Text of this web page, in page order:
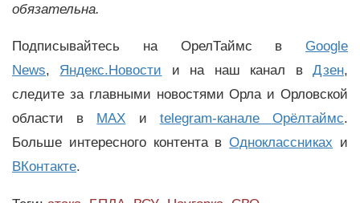
обязательна.
Подписывайтесь на ОрелТаймс в Google
News, Яндекс.Новости и на наш канал вДзен,
следите за главными новостями Орла и Орловской
области в MAX и telegram-канале Орёлтаймс.
Больше интересного контента вОдноклассниках и
ВКонтакте.